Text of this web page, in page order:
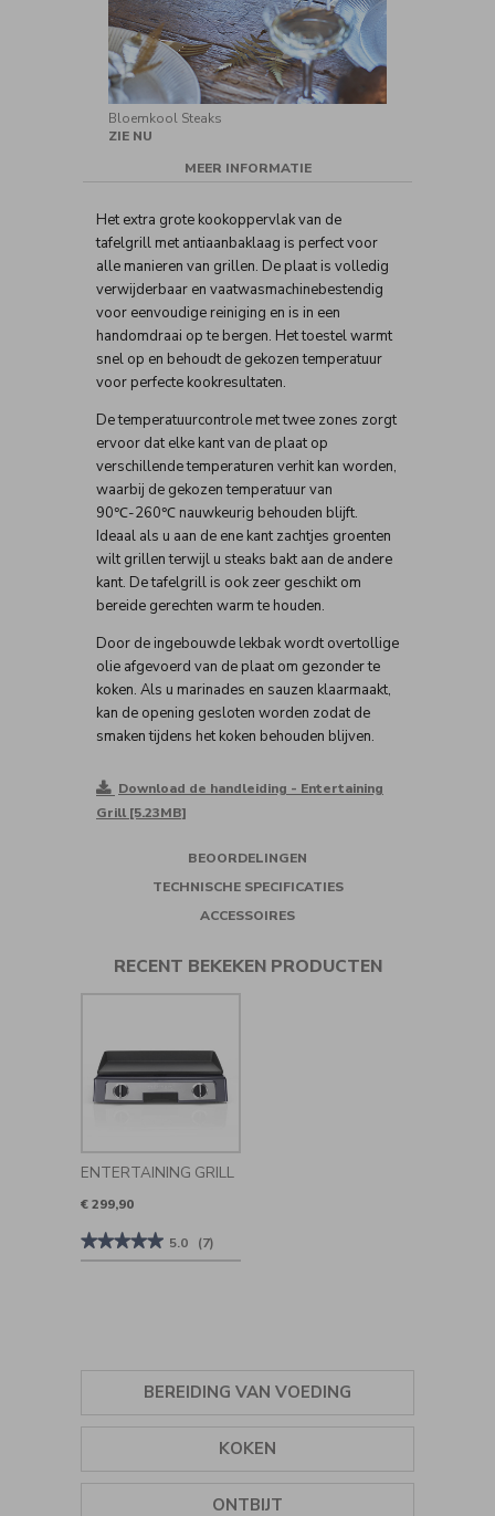
Bloemkool Steaks
ZIE NU
MEER INFORMATIE
Het extra grote kookoppervlak van de
tafelgrill met antiaanbaklaag is perfect voor
alle manieren van grillen. De plaat is volledig
verwijderbaar en vaatwasmachinebestendig
voor eenvoudige reiniging en is in een
handomdraai op te bergen. Het toestel warmt
snel op en behoudt de gekozen temperatuur
voor perfecte kookresultaten.
De temperatuurcontrole met twee zones zorgt
ervoor dat elke kant van de plaat op
verschillende temperaturen verhit kan worden,
waarbij de gekozen temperatuur van
90℃-260℃ nauwkeurig behouden blijft.
Ideaal als u aan de ene kant zachtjes groenten
wilt grillen terwijl u steaks bakt aan de andere
kant. De tafelgrill is ook zeer geschikt om
bereide gerechten warm te houden.
Door de ingebouwde lekbak wordt overtollige
olie afgevoerd van de plaat om gezonder te
koken. Als u marinades en sauzen klaarmaakt,
kan de opening gesloten worden zodat de
smaken tijdens het koken behouden blijven.
Download de handleiding - Entertaining
Grill [5.23MB]
BEOORDELINGEN
TECHNISCHE SPECIFICATIES
ACCESSOIRES
RECENT BEKEKEN PRODUCTEN
ENTERTAINING GRILL
€ 299,90
★★★★★
★★★★★
5
5.0 (7)
BEREIDING VAN VOEDING
IJSMACHINES
KOKEN
ONTBIJT